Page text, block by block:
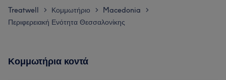
Treatwell > Κομμωτήριο > Macedonia >
Περιφερειακή Ενότητα Θεσσαλονίκης
Κομμωτήρια κοντά